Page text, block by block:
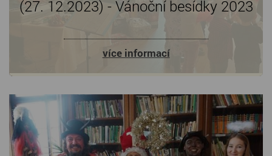
(27. 12.2023) - Vánoční besídky 2023
více informací